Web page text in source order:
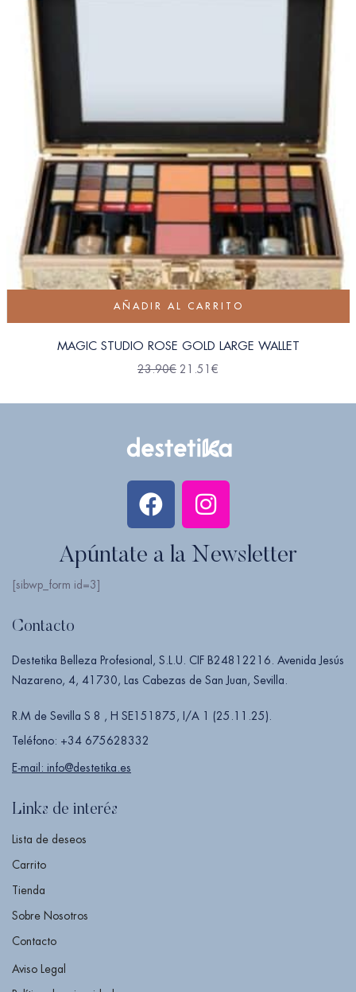
AÑADIR AL CARRITO
MAGIC STUDIO ROSE GOLD LARGE WALLET
23.90€ 21.51 €
Apúntate a la Newsletter
[sibwp_form id=3]
Contacto
Destetika Belleza Profesional, S.L.U. CIF B24812216. Avenida Jesús
Nazareno, 4, 41730, Las Cabezas de San Juan, Sevilla.
R.M de Sevilla S 8 , H SE151875, I/A 1 (25.11.25).
Teléfono: +34 675628332
E-mail: info@destetika.es
Links de interés
Lista de deseos
Carrito
Tienda
Sobre Nosotros
Contacto
Aviso Legal